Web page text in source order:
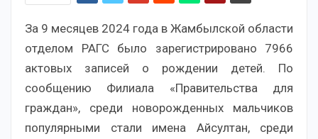
За 9 месяцев 2024 года в Жамбылской области
отделом РАГС было зарегистрировано 7966
актовых записей о рождении детей. По
сообщению Филиала «Правительства для
граждан», среди новорожденных мальчиков
популярными стали имена Айсултан, среди